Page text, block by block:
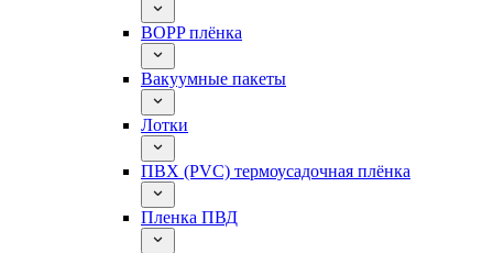
BOPP плёнка
Вакуумные пакеты
Лотки
ПВХ (PVC) термоусадочная плёнка
Пленка ПВД